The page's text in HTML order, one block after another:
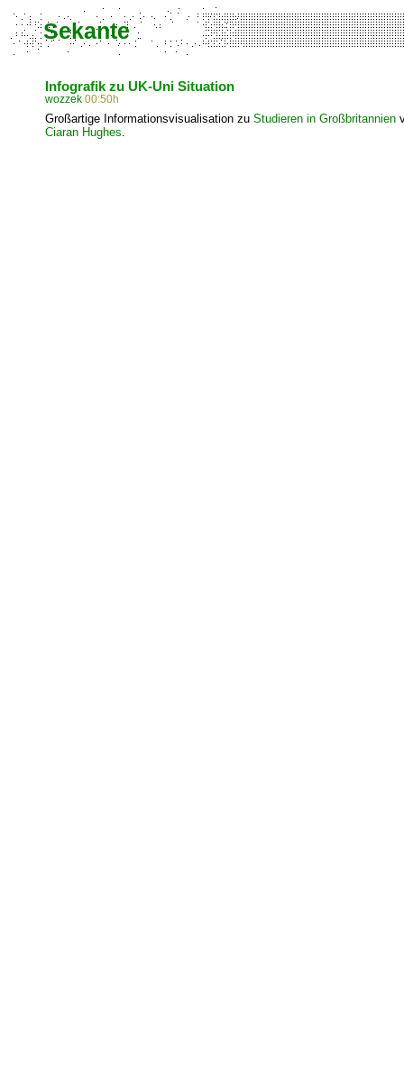
Sekante
Infografik zu UK-Uni Situation
wozzek 00:50h
Großartige Informationsvisualisation zu Studieren in Großbritannien
Ciaran Hughes.